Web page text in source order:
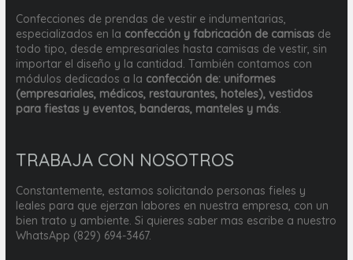
Confecciones de prendas de vestir e indumentarias,
especializados en la confección y fabricación de camisasde
todo tipo, desde empresariales hasta camisas de vestir, sin
importar el diseño y la cantidad. También contamos con
módulos dedicados a la confección de: uniformes
(empresariales, médicos, restaurantes, hoteles), vestidos
para fiestas y eventos, banderas, manteles y más.
TRABAJA CON NOSOTROS
Constantemente, estamos solicitando personas fieles y
leales para que ejerzan labores en nuestra empresa, con un
bien trato y ambiente. Si quieres saber mas escribe a nuestro
WhatsApp (829) 694-3467.